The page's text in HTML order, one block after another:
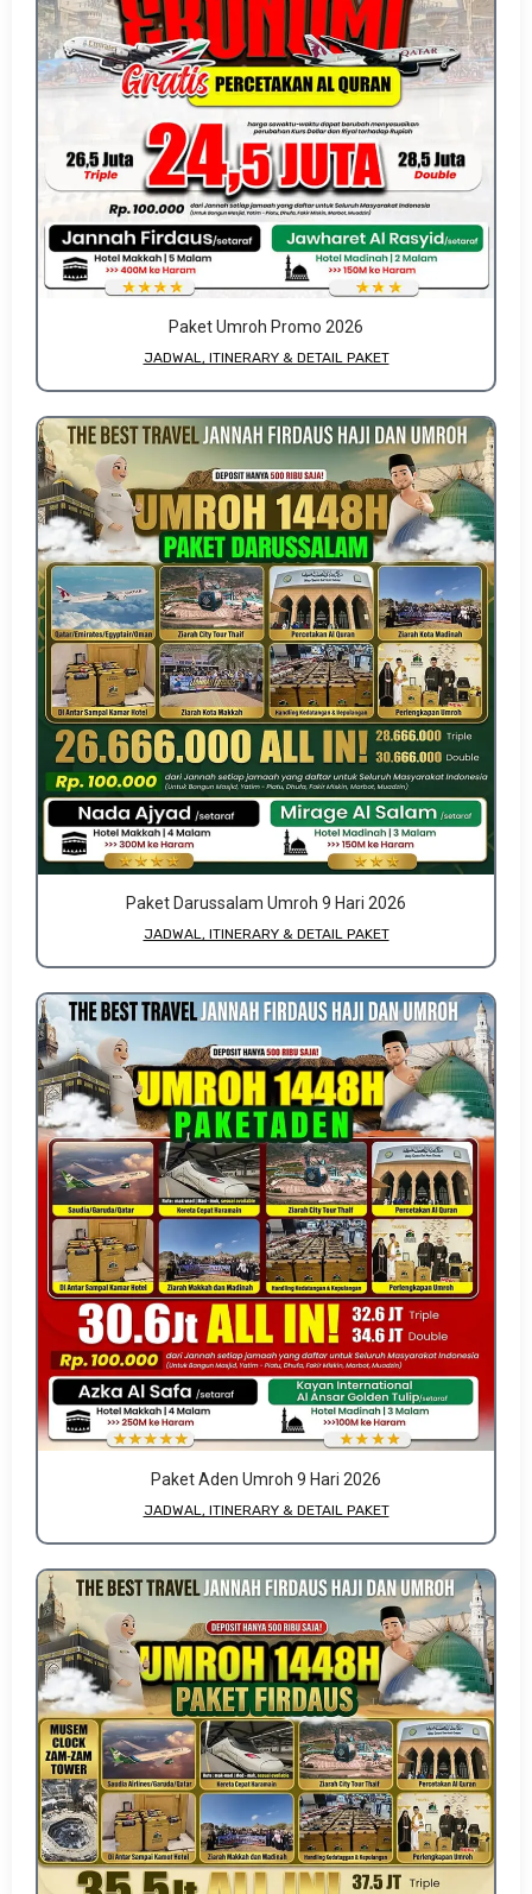
Paket Umroh Promo 2026
JADWAL, ITINERARY & DETAIL PAKET
Paket Darussalam Umroh 9 Hari 2026
JADWAL, ITINERARY & DETAIL PAKET
Paket Aden Umroh 9 Hari 2026
JADWAL, ITINERARY & DETAIL PAKET